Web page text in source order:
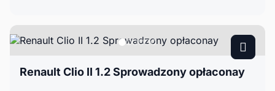
Renault Clio II 1.2 Sprowadzony opłaconay